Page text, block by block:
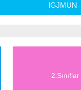
IGJMUN
2.Sınıflar